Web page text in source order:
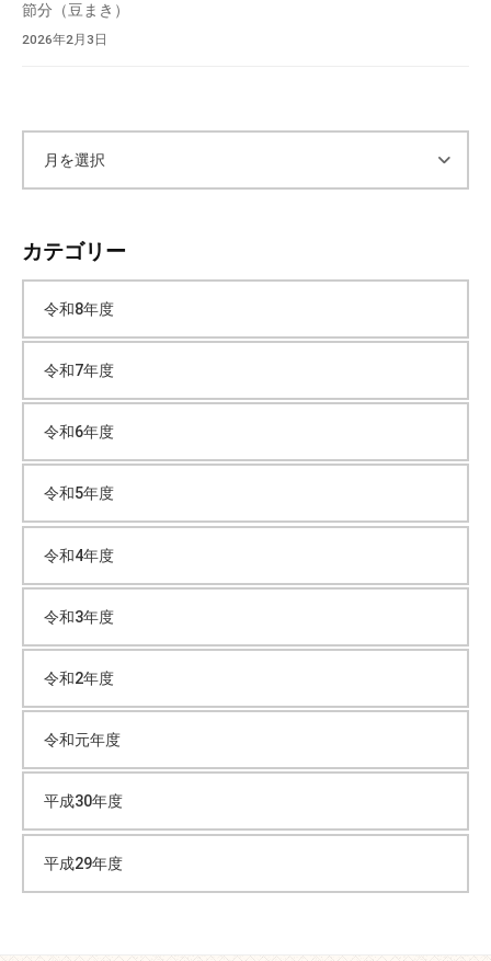
節分（豆まき）
2026年2月3日
カ
イ
ブ
カテゴリー
令和8年度
令和7年度
令和6年度
令和5年度
令和4年度
令和3年度
令和2年度
令和元年度
平成30年度
平成29年度